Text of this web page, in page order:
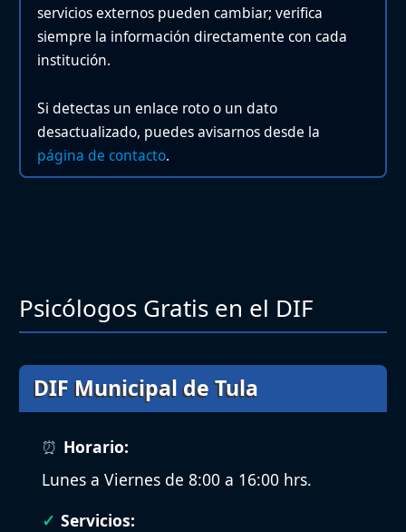
servicios externos pueden cambiar; verifica
siempre la información directamente con cada
institución.
Si detectas un enlace roto o un dato
desactualizado, puedes avisarnos desde la
página de contacto.
Psicólogos Gratis en el DIF
DIF Municipal de Tula
Horario:
Lunes a Viernes de 8:00 a 16:00 hrs.
Servicios: